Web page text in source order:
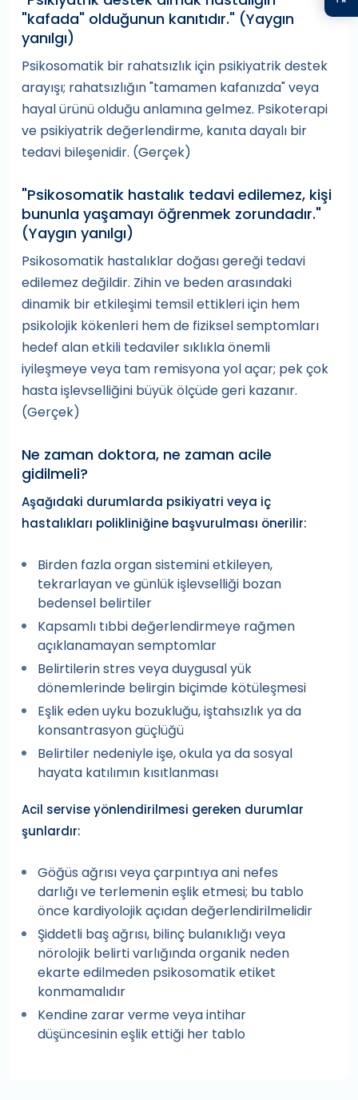
"kafada" olduğunun kanıtıdır." (Yaygın
yanılgı)
Psikosomatik bir rahatsızlık için psikiyatrik destek
arayışı; rahatsızlığın "tamamen kafanızda" veya
hayal ürünü olduğu anlamına gelmez. Psikoterapi
ve psikiyatrik değerlendirme, kanıta dayalı bir
tedavi bileşenidir. (Gerçek)
"Psikosomatik hastalık tedavi edilemez, kişi
bununla yaşamayı öğrenmek zorundadır."
(Yaygın yanılgı)
Psikosomatik hastalıklar doğası gereği tedavi
edilemez değildir. Zihin ve beden arasındaki
dinamik bir etkileşimi temsil ettikleri için hem
psikolojik kökenleri hem de fiziksel semptomları
hedef alan etkili tedaviler sıklıkla önemli
iyileşmeye veya tam remisyona yol açar; pek çok
hasta işlevselliğini büyük ölçüde geri kazanır.
(Gerçek)
Ne zaman doktora, ne zaman acile
gidilmeli?
Aşağıdaki durumlarda psikiyatri veya iç
hastalıkları polikliniğine başvurulması önerilir:
Birden fazla organ sistemini etkileyen,
tekrarlayan ve günlük işlevselliği bozan
bedensel belirtiler
Kapsamlı tıbbi değerlendirmeye rağmen
açıklanamayan semptomlar
Belirtilerin stres veya duygusal yük
dönemlerinde belirgin biçimde kötüleşmesi
Eşlik eden uyku bozukluğu, iştahsızlık ya da
konsantrasyon güçlüğü
Belirtiler nedeniyle işe, okula ya da sosyal
hayata katılımın kısıtlanması
Acil servise yönlendirilmesi gereken durumlar
şunlardır:
Göğüs ağrısı veya çarpıntıya ani nefes
darlığı ve terlemenin eşlik etmesi; bu tablo
önce kardiyolojik açıdan değerlendirilmelidir
Şiddetli baş ağrısı, bilinç bulanıklığı veya
nörolojik belirti varlığında organik neden
ekarte edilmeden psikosomatik etiket
konmamalıdır
Kendine zarar verme veya intihar
düşüncesinin eşlik ettiği her tablo